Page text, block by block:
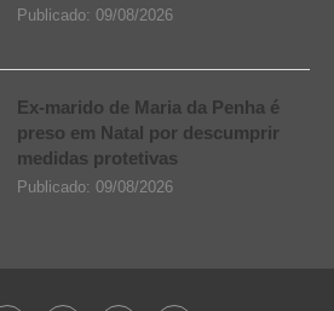
Publicado: 09/08/2026
Ex-marido de Maria da Penha é
preso em Natal por descumprir
medidas protetivas
Publicado: 09/08/2026